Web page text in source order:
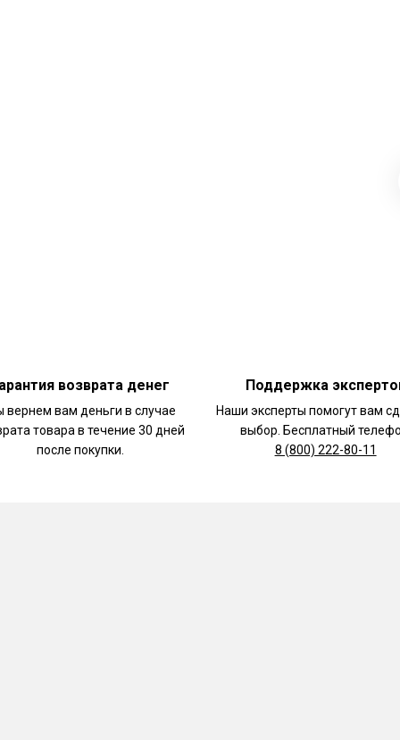
возврата денег
вернем вам деньги в случае
товара в течение 30 дней
после покупки.
Поддержка
Наши эксперты помогут вам
выбор. Бесплатный
8 (800) 222-80-11